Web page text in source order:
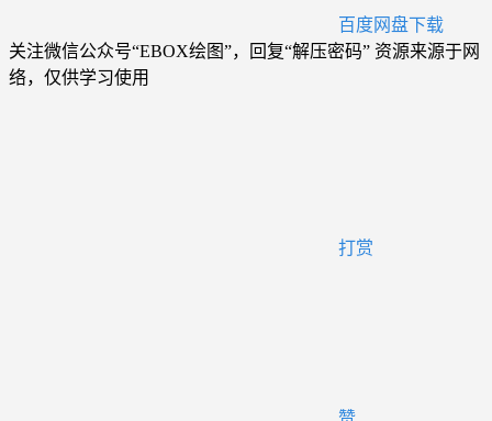
百度网盘下载
关注微信公众号“EBOX绘图”，回复“解压密码” 资源来源于网
络，仅供学习使用
打赏